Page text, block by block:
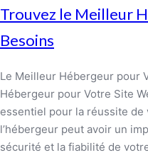
Trouvez le Meilleur
Besoins
Le Meilleur Hébergeur pour
Hébergeur pour Votre Site
essentiel pour la réussite
l’hébergeur peut avoir un
sécurité et la fiabilité de